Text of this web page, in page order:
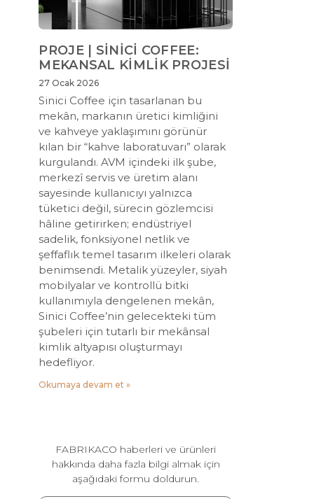
PROJE | SİNİCİ COFFEE:
MEKANSAL KİMLİK PROJESİ
27 Ocak 2026
Sinici Coffee için tasarlanan bu
mekân, markanın üretici kimliğini
ve kahveye yaklaşımını görünür
kılan bir “kahve laboratuvarı” olarak
kurgulandı. AVM içindeki ilk şube,
merkezî servis ve üretim alanı
sayesinde kullanıcıyı yalnızca
tüketici değil, sürecin gözlemcisi
hâline getirirken; endüstriyel
sadelik, fonksiyonel netlik ve
şeffaflık temel tasarım ilkeleri olarak
benimsendi. Metalik yüzeyler, siyah
mobilyalar ve kontrollü bitki
kullanımıyla dengelenen mekân,
Sinici Coffee’nin gelecekteki tüm
şubeleri için tutarlı bir mekânsal
kimlik altyapısı oluşturmayı
hedefliyor.
Okumaya devam et »
FABRIKACO haberleri ve ürünleri
hakkında daha fazla bilgi almak için
aşağıdaki formu doldurun.